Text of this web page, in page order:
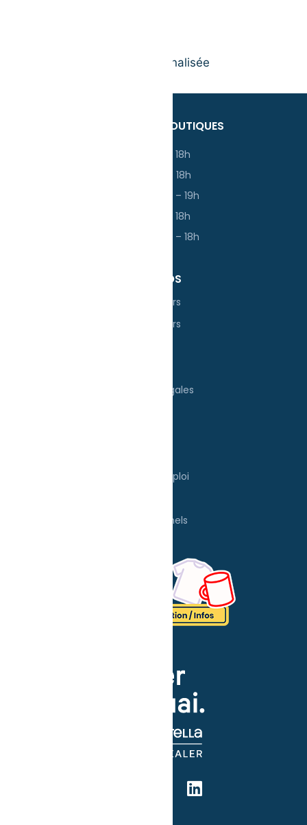
Blouse médicale personnalisée
HORAIRES DES BOUTIQUES
Lundi : 13h – 18h
Mardi : 13h – 18h
Mercredi : 14h – 19h
Jeudi : 13h – 18h
Vendredi : 13h – 18h
À PROPOS
Nos Ateliers
Nos valeurs
Mentions légales
Mode d'emploi
Professionnels